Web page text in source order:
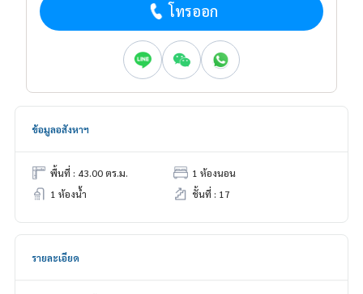
โทรออก
ข้อมูลอสังหาฯ
พื้นที่ : 43.00 ตร.ม.
1 ห้องนอน
1 ห้องน้ำ
ชั้นที่ : 17
รายละเอียด